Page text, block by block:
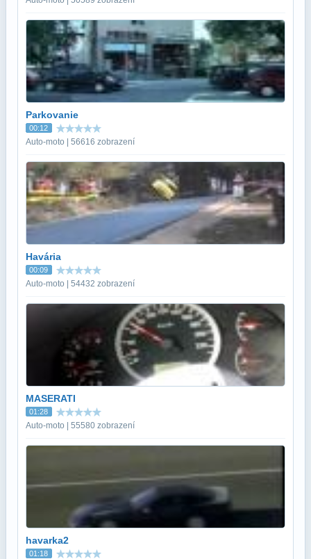
Parkovanie
00:12
Auto-moto | 56616 zobrazení
Havária
00:09
Auto-moto | 54432 zobrazení
MASERATI
01:28
Auto-moto | 55580 zobrazení
havarka2
01:18